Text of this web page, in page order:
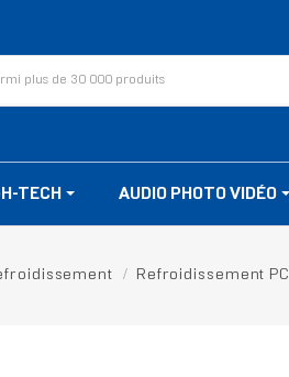
TECH AUDIO PHOTO VIDÉO
Refroidissement PC